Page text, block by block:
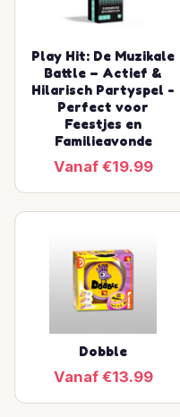
Play Hit: De Muzikale
Battle – Actief &
Hilarisch Partyspel -
Perfect voor
Feestjes en
Familieavonde
Vanaf €19.99
Dobble
Vanaf €13.99